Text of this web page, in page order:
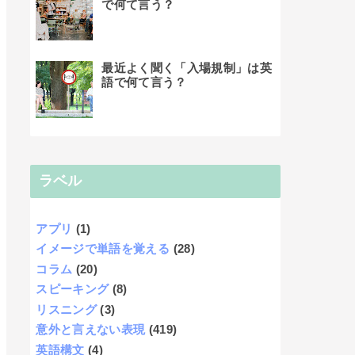
で何て言う？
最近よく聞く「入場規制」は英
語で何て言う？
ラベル
アプリ (1)
イメージで単語を覚える (28)
コラム (20)
スピーキング (8)
リスニング (3)
意外と言えない表現 (419)
英語構文 (4)